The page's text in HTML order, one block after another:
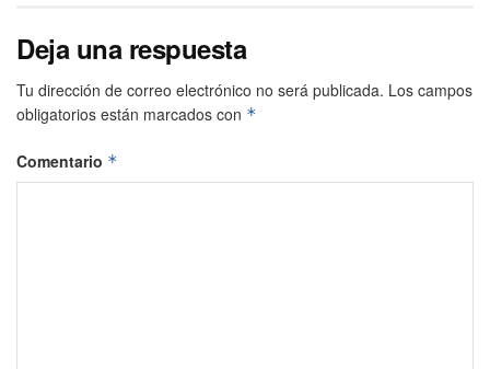
Deja una respuesta
Tu dirección de correo electrónico no será publicada. Los campos
obligatorios están marcados con *
Comentario *